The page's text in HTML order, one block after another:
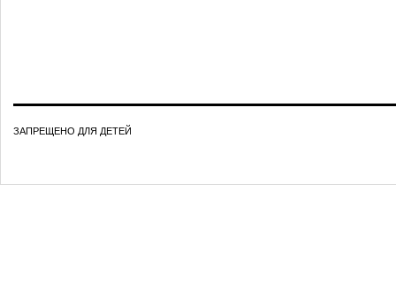
ЗАПРЕЩЕНО ДЛЯ ДЕТЕЙ